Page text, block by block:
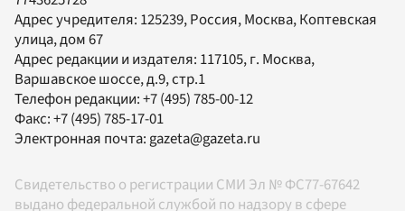
Адрес учредителя: 125239, Россия, Москва, Коптевская
улица, дом 67
Адрес редакции и издателя: 117105, г. Москва,
Варшавское шоссе, д.9, стр.1
Телефон редакции:+7 (495) 785-00-12
Факс:+7 (495) 785-17-01
Электронная почта:gazeta@gazeta.ru
Свидетельство о регистрации СМИ Эл № ФС77-67642
выдано федеральной службой по надзору в сфере